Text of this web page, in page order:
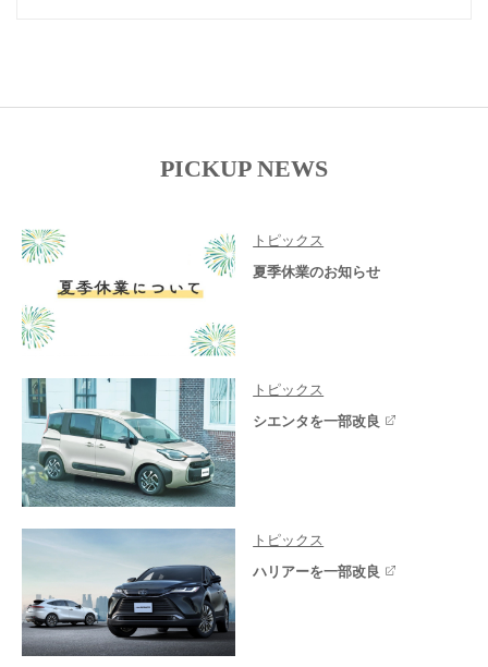
PICKUP NEWS
トピックス
夏季休業のお知らせ
トピックス
シエンタを一部改良
トピックス
ハリアーを一部改良